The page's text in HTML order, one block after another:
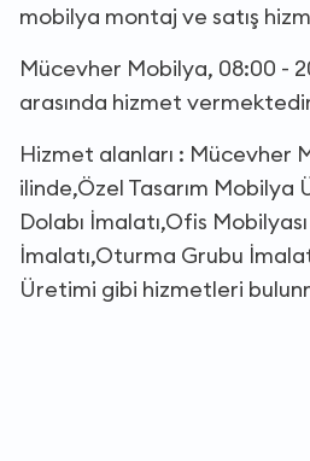
mobilya montaj ve satış
Mücevher Mobilya, 08:00 -
arasında hizmet
Hizmet alanları : Mücevher
ilinde,Özel Tasarım
Dolabı İmalatı,Ofis
İmalatı,Oturma Grubu
Üretimi gibi hizmetleri